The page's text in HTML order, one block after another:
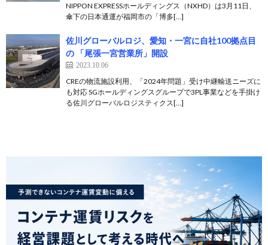
NIPPON EXPRESSホールディングス（NXHD）は3月11日、
傘下の日本通運が福岡市の「博多[…]
佐川グローバルロジ、愛知・一宮に自社100拠点目
の 「尾張一宮営業所」開設
2023.10.06
CREの物流施設利用、「2024年問題」受け中継輸送ニーズに
も対応 SGホールディングスグループで3PL事業などを手掛け
る佐川グローバルロジスティクス[…]